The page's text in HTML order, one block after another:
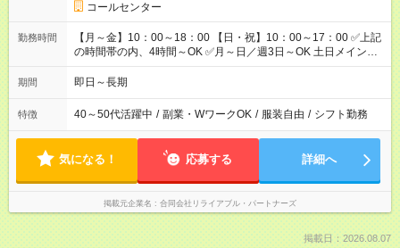
コールセンター
勤務時間
【月～金】10：00～18：00 【日・祝】10：00～17：00 ✅上記
の時間帯の内、4時間～OK ✅月～日／週3日～OK 土日メイン・
平日のみもOK！自由シフト制です。 短時間でも、フルタイムで
もお好きな時間でOK！
期間 即日～長期
特徴 40～50代活躍中 / 副業・WワークOK / 服装自由 / シフト勤務
気になる！ 応募する 詳細へ
掲載元企業名 合同会社リライアブル・パートナーズ
掲載日：2026.08.07